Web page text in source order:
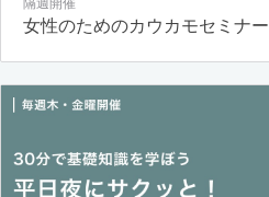
隔週開催
女性のためのカウカモセミナー